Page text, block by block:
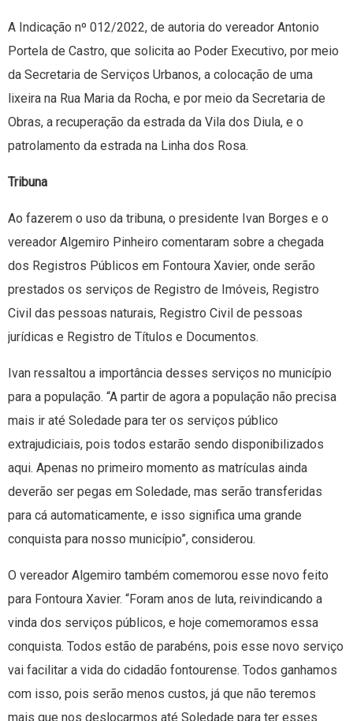
A Indicação nº 012/2022, de autoria do vereador Antonio
Portela de Castro, que solicita ao Poder Executivo, por meio
da Secretaria de Serviços Urbanos, a colocação de uma
lixeira na Rua Maria da Rocha, e por meio da Secretaria de
Obras, a recuperação da estrada da Vila dos Diula, e o
patrolamento da estrada na Linha dos Rosa.
Tribuna
Ao fazerem o uso da tribuna, o presidente Ivan Borges e o
vereador Algemiro Pinheiro comentaram sobre a chegada
dos Registros Públicos em Fontoura Xavier, onde serão
prestados os serviços de Registro de Imóveis, Registro
Civil das pessoas naturais, Registro Civil de pessoas
jurídicas e Registro de Títulos e Documentos.
Ivan ressaltou a importância desses serviços no município
para a população. “A partir de agora a população não precisa
mais ir até Soledade para ter os serviços público
extrajudiciais, pois todos estarão sendo disponibilizados
aqui. Apenas no primeiro momento as matrículas ainda
deverão ser pegas em Soledade, mas serão transferidas
para cá automaticamente, e isso significa uma grande
conquista para nosso município”, considerou.
O vereador Algemiro também comemorou esse novo feito
para Fontoura Xavier. “Foram anos de luta, reivindicando a
vinda dos serviços públicos, e hoje comemoramos essa
conquista. Todos estão de parabéns, pois esse novo serviço
vai facilitar a vida do cidadão fontourense. Todos ganhamos
com isso, pois serão menos custos, já que não teremos
mais que nos deslocarmos até Soledade para ter esses